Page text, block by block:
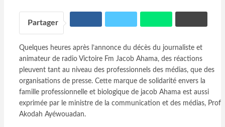
Partager
Quelques heures après l’annonce du décès du journaliste et
animateur de radio Victoire Fm Jacob Ahama, des réactions
pleuvent tant au niveau des professionnels des médias, que des
organisations de presse. Cette marque de solidarité envers la
famille professionnelle et biologique de jacob Ahama est aussi
exprimée par le ministre de la communication et des médias, Prof
Akodah Ayéwouadan.